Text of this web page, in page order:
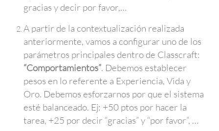
gracias y decir por favor,…
A partir de la contextualización realizada
anteriormente, vamos a configurar uno de los
parámetros principales dentro de Classcraft:
“Comportamientos”. Debemos establecer
pesos en lo referente a Experiencia, Vida y
Oro. Debemos esforzarnos por que el sistema
esté balanceado. Ej: +50 ptos por hacer la
tarea, +25 por decir “gracias” y “por favor”, …